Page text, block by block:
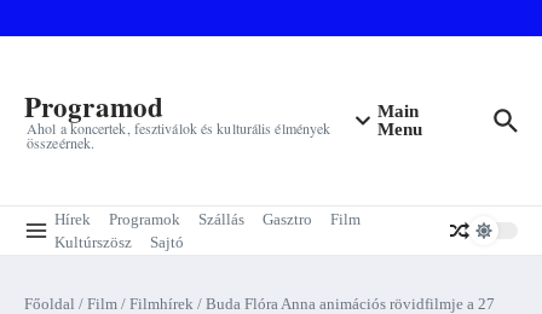
Programod
Ahol a koncertek, fesztiválok és kulturális élmények
összeérnek.
Main
Menu
Hírek Programok Szállás Gasztro
Film
Kultúrszösz
Sajtó
Főoldal / Film / Filmhírek / Buda Flóra Anna animációs rövidfilmje a 27